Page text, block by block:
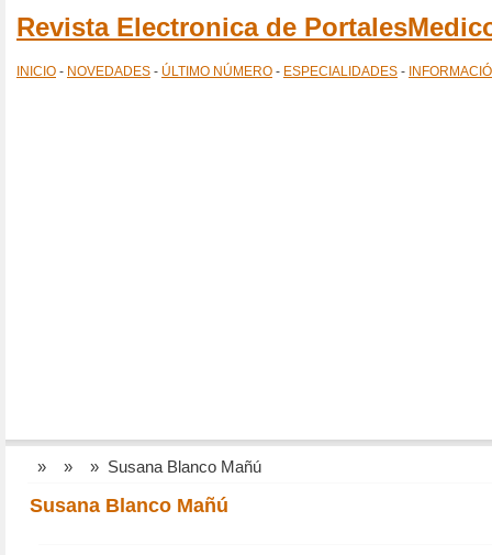
Revista Electronica de
INICIO - NOVEDADES - ÚLTIMO NÚMERO - ESPECIALIDADES -
» » » Susana Blanco Mañú
Susana Blanco Mañú